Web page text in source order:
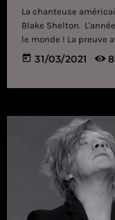
La chanteuse
Blake Shelton.
le monde ! La preuve
dépassé un nouveau
qu'elle figurait en
today 31/03/2021